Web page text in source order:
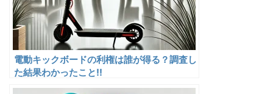
電動キックボードの利権は誰が得る？調査し
た結果わかったこと!!